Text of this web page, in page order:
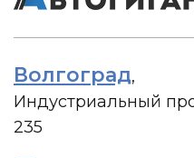
Волгоград,
Индустриальный
235